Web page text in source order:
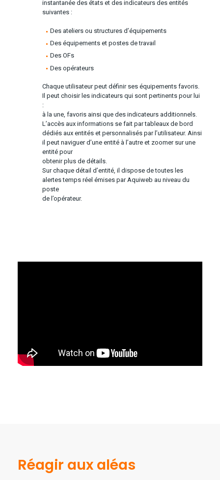
instantanée des états et des indicateurs des entités
suivantes :
Des ateliers ou structures d’équipements
Des équipements et postes de travail
Des OFs
Des opérateurs
Chaque utilisateur peut définir ses équipements favoris.
Il peut choisir les indicateurs qui sont pertinents pour lui
:
à la une, favoris ainsi que des indicateurs additionnels.
L’accès aux informations se fait par tableaux de bord
dédiés aux entités et personnalisés par l’utilisateur. Ainsi
il peut naviguer d’une entité à l’autre et zoomer sur une
entité pour
obtenir plus de détails.
Sur chaque détail d’entité, il dispose de toutes les
alertes temps réel émises par Aquiweb au niveau du
poste
de l’opérateur.
Réagir aux aléas